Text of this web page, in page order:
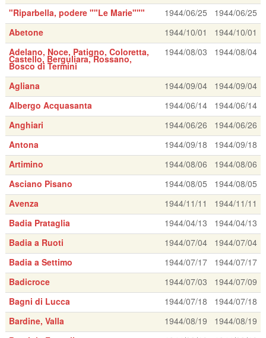
"Riparbella, podere ""Le Marie"""
1944/06/25
1944/06/25
Abetone
1944/10/01
1944/10/01
Adelano, Noce, Patigno, Coloretta,
Castello, Berguliara, Rossano,
Bosco di Termini
1944/08/03 1944/08/04
Agliana 1944/09/04
1944/09/04
Albergo Acquasanta
1944/06/14
1944/06/14
Anghiari
1944/06/26
1944/06/26
Antona
1944/09/18
1944/09/18
Artimino
1944/08/06
1944/08/06
Asciano Pisano
1944/08/05
1944/08/05
Avenza
1944/11/11
1944/11/11
Badia Prataglia
1944/04/13
1944/04/13
Badia a Ruoti
1944/07/04
1944/07/04
Badia a Settimo
1944/07/17
1944/07/17
Badicroce
1944/07/03
1944/07/09
Bagni di Lucca
1944/07/18
1944/07/18
Bardine, Valla
1944/08/19
1944/08/19